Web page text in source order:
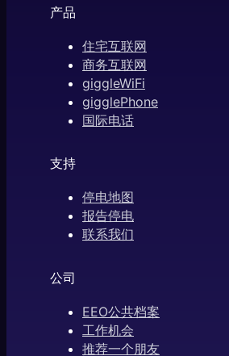
产品
住宅互联网
商务互联网
giggleWiFi
gigglePhone
国际电话
支持
停电地图
报告停电
联系我们
公司
EEO公共档案
工作机会
推荐一个朋友